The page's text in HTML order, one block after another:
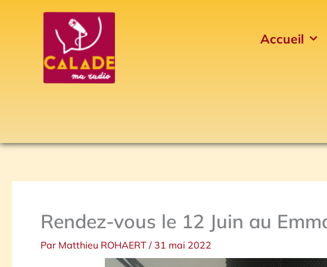
Accueil
Rendez-vous le 12 Juin au
Par Matthieu ROHAERT / 31 mai 2022